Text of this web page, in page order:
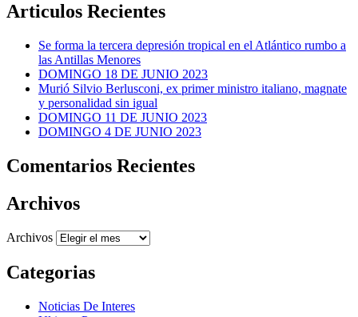
Articulos Recientes
Se forma la tercera depresión tropical en el Atlántico rumbo a
las Antillas Menores
DOMINGO 18 DE JUNIO 2023
Murió Silvio Berlusconi, ex primer ministro italiano, magnate
y personalidad sin igual
DOMINGO 11 DE JUNIO 2023
DOMINGO 4 DE JUNIO 2023
Comentarios Recientes
Archivos
Archivos
Categorias
Noticias De Interes